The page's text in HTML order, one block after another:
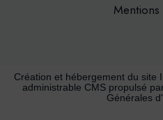
Mentions
Création et hébergement du site
administrable CMS propulsé
Générales